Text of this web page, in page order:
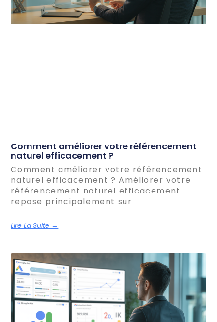
Comment améliorer votre référencement
naturel efficacement ?
Comment améliorer votre référencement
naturel efficacement ? Améliorer votre
référencement naturel efficacement
repose principalement sur
Lire La Suite →